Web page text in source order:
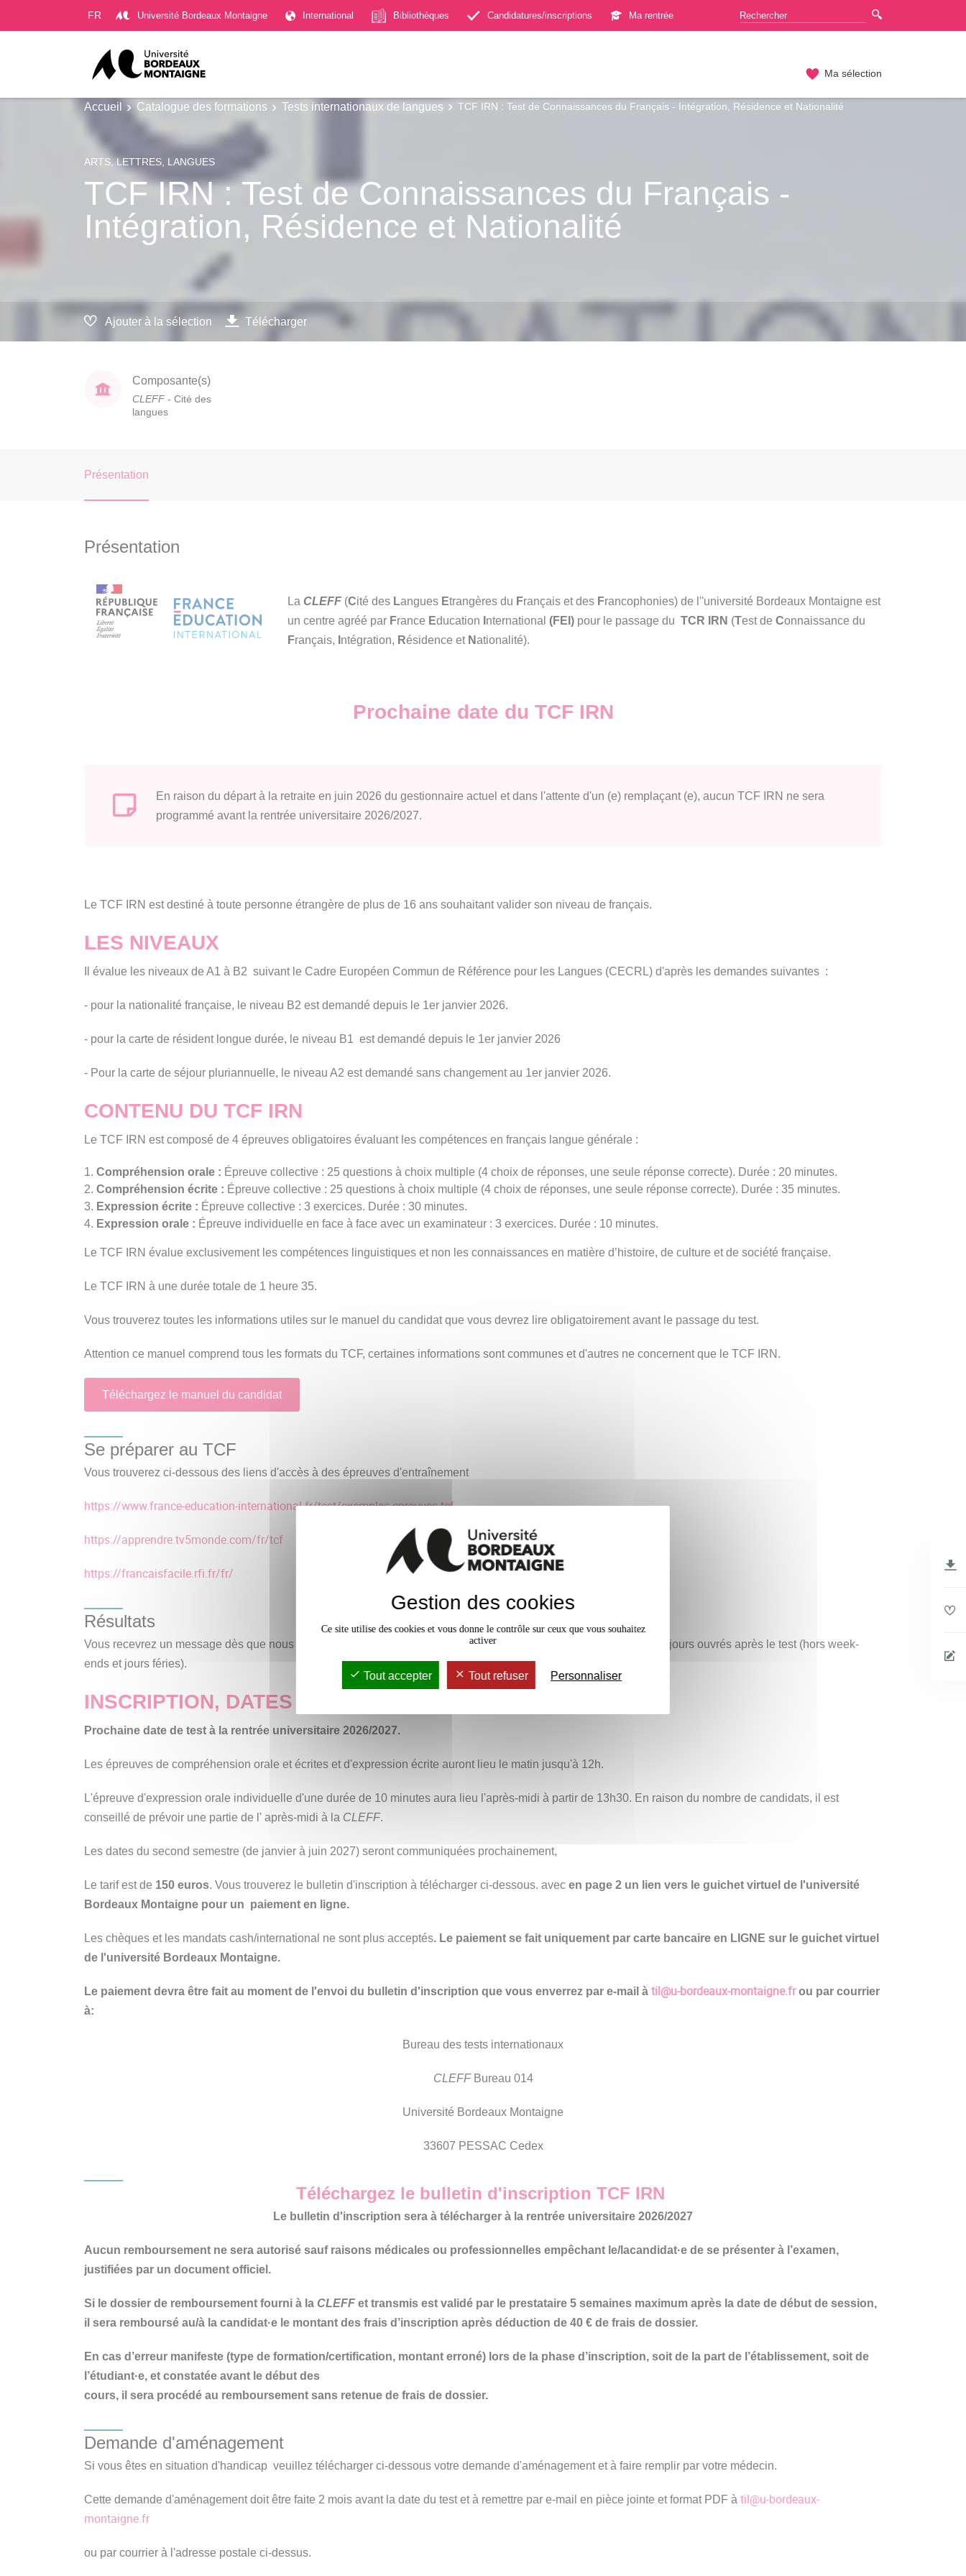
FR Université Bordeaux Montaigne International Bibliothèques Candidatures/inscriptions Ma rentrée
Ma sélection
Accueil Catalogue des formations Tests internationaux de langues TCF IRN : Test de Connaissances du Français - Intégration, Résidence et Nationalité
ARTS, LETTRES, LANGUES
TCF IRN : Test de Connaissances du Français -
Intégration, Résidence et Nationalité
Ajouter à la sélection Télécharger
Composante(s)
CLEFF - Cité des
langues
Présentation
Présentation
La CLEFF (Cité des Langues Etrangères du Français et des Francophonies) de l''université Bordeaux Montaigne est
un centre agréé par France Education nternational (FEI) pour le passage du TCR IRN (Test de Connaissance du
Français, ntégration, Résidence et Nationalité).
Prochaine date du TCF IRN
En raison du départ à la retraite en juin 2026 du gestionnaire actuel et dans l'attente d'un (e) remplaçant (e), aucun TCF IRN ne sera
programmé avant la rentrée universitaire 2026/2027.
Le TCF IRN est destiné à toute personne étrangère de plus de 16 ans souhaitant valider son niveau de français.
LES NIVEAUX
Il évalue les niveaux de A1 à B2 suivant le Cadre Européen Commun de Référence pour les Langues (CECRL) d'après les demandes suivantes :
- pour la nationalité française, le niveau B2 est demandé depuis le 1er janvier 2026.
- pour la carte de résident longue durée, le niveau B1 est demandé depuis le 1er janvier 2026
- Pour la carte de séjour pluriannuelle, le niveau A2 est demandé sans changement au 1er janvier 2026.
CONTENU DU TCF IRN
Le TCF IRN est composé de 4 épreuves obligatoires évaluant les compétences en français langue générale :
Compréhension orale : Épreuve collective : 25 questions à choix multiple (4 choix de réponses, une seule réponse correcte). Durée : 20 minutes.
Compréhension écrite : Épreuve collective : 25 questions à choix multiple (4 choix de réponses, une seule réponse correcte). Durée : 35 minutes.
Expression écrite : Épreuve collective : 3 exercices. Durée : 30 minutes.
Expression orale : Épreuve individuelle en face à face avec un examinateur : 3 exercices. Durée : 10 minutes.
Le TCF IRN évalue exclusivement les compétences linguistiques et non les connaissances en matière d’histoire, de culture et de société française.
Le TCF IRN à une durée totale de 1 heure 35.
Vous trouverez toutes les informations utiles sur le manuel du candidat que vous devrez lire obligatoirement avant le passage du test.
Attention ce manuel comprend tous les formats du TCF, certaines informations sont communes et d'autres ne concernent que le TCF IRN.
Téléchargez le manuel du candidat
Se préparer au TCF
Vous trouverez ci-dessous des liens d'accès à des épreuves d'entraînement
https://www.france-education-international.fr/test/exemples-epreuves-tcf
https://apprendre.tv5monde.com/fr/tcf
https://francaisfacile.rfi.fr/fr/
Résultats
Vous recevrez un message dès que nous aurons reçu les résultats. Ces derniers seront disponibles à la
15 jours ouvrés après le test (hors week-
ends et jours féries).
INSCRIPTION, DATES DES TESTS ET TARIF
Prochaine date de test à la rentrée universitaire 2026/2027.
Les épreuves de compréhension orale et écrites et d'expression écrite auront lieu le matin jusqu'à 12h.
L'épreuve d'expression orale individuelle d'une durée de 10 minutes aura lieu l'après-midi à partir de 13h30. En raison du nombre de candidats, il est
conseillé de prévoir une partie de l' après-midi à la CLEFF.
Les dates du second semestre (de janvier à juin 2027) seront communiquées prochainement,
Le tarif est de 150 euros. Vous trouverez le bulletin d'inscription à télécharger ci-dessous. avec en page 2 un lien vers le guichet virtuel de l'université
Bordeaux Montaigne pour un paiement en ligne.
Les chèques et les mandats cash/international ne sont plus acceptés. Le paiement se fait uniquement par carte bancaire en LIGNE sur le guichet virtuel
de l'université Bordeaux Montaigne.
Le paiement devra être fait au moment de l'envoi du bulletin d'inscription que vous enverrez par e-mail à til@u-bordeaux-montaigne.frou par courrier
à:
Bureau des tests internationaux
CLEFFBureau 014
Université Bordeaux Montaigne
33607 PESSAC Cedex
Téléchargez le bulletin d'inscription TCF IRN
Le bulletin d'inscription sera à télécharger à la rentrée universitaire 2026/2027
Aucun remboursement ne sera autorisé sauf raisons médicales ou professionnelles empêchant le/lacandidat·e de se présenter à l’examen,
justifiées par un document officiel.
Si le dossier de remboursement fourni à la CLEFF et transmis est validé par le prestataire 5 semaines maximum après la date de début de session,
il sera remboursé au/à la candidat·e le montant des frais d’inscription après déduction de 40 € de frais de dossier.
En cas d’erreur manifeste (type de formation/certification, montant erroné) lors de la phase d’inscription, soit de la part de l’établissement, soit de
l’étudiant·e, et constatée avant le début des
cours, il sera procédé au remboursement sans retenue de frais de dossier.
Demande d'aménagement
Si vous êtes en situation d'handicap veuillez télécharger ci-dessous votre demande d'aménagement et à faire remplir par votre médecin.
Cette demande d'aménagement doit être faite 2 mois avant la date du test et à remettre par e-mail en pièce jointe et format PDF à til@u-bordeaux-
montaigne.fr
ou par courrier à l'adresse postale ci-dessus.
Gestion des cookies
Ce site utilise des cookies et vous donne le contrôle sur ceux que vous souhaitez
activer
Tout accepter Tout refuser Personnaliser